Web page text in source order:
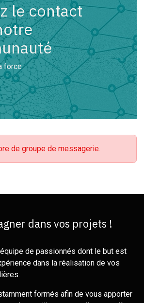
le contact
force
de groupe de messagerie.
dans vos projets !
de passionnés dont le but est
dans la réalisation de vos
formés afin de vous apporter